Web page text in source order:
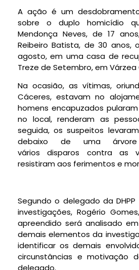
A ação é um
sobre o duplo homicídio
Mendonça Neves, de 17
Reibeiro Batista, de 30 anos,
agosto, em uma casa de
Treze de Setembro, em Várzea
Na ocasião, as vítimas,
Cáceres, estavam no
homens encapuzados
no local, renderam as
seguida, os suspeitos
debaixo de uma
vários disparos contra as
resistiram aos ferimentos e
Segundo o delegado da
investigações, Rogério
apreendido será analisado
demais elementos da
identificar os demais
circunstâncias e motivação
delegado.